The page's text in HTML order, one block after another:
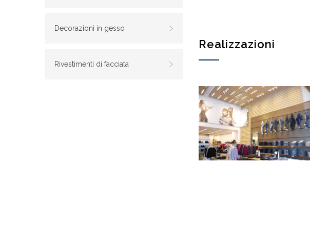
Decorazioni in gesso
Rivestimenti di facciata
Realizzazioni
Calvin Klein Store
VEDI DETTAGLI